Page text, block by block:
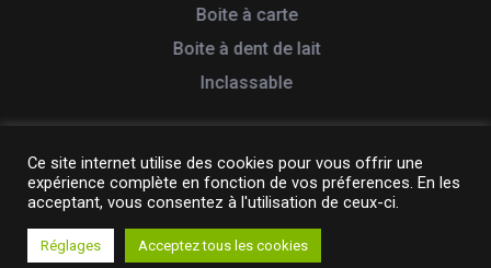
Boite à carte
Boite à dent de lait
Inclassable
© 2026 Tabletterie des Lacs. Tous droits réservés
Création & Réalisation : Yata!
Ce site internet utilise des cookies pour vous offrir une
expérience complète en fonction de vos préferences. En les
acceptant, vous consentez à l'utilisation de ceux-ci.
Réglages Acceptez tous les cookies